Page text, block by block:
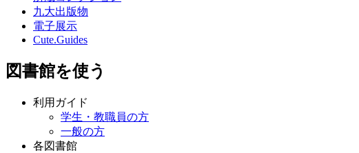
九大出版物
電子展示
Cute.Guides
図書館を使う
利用ガイド
学生・教職員の方
一般の方
各図書館